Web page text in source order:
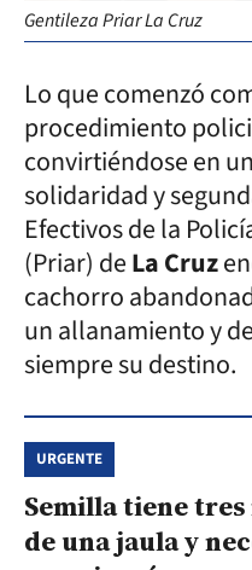
Gentileza Priar La Cruz
Lo que comenzó
procedimiento
convirtiéndose en
solidaridad y
Efectivos de la
(Priar) deLa Cruz
cachorro
un allanamiento y
siempre su destino.
URGENTE
Semilla tiene tres
de una jaula y